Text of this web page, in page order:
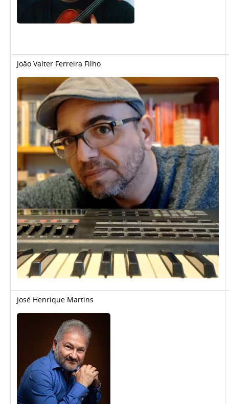
João Valter Ferreira Filho
José Henrique Martins